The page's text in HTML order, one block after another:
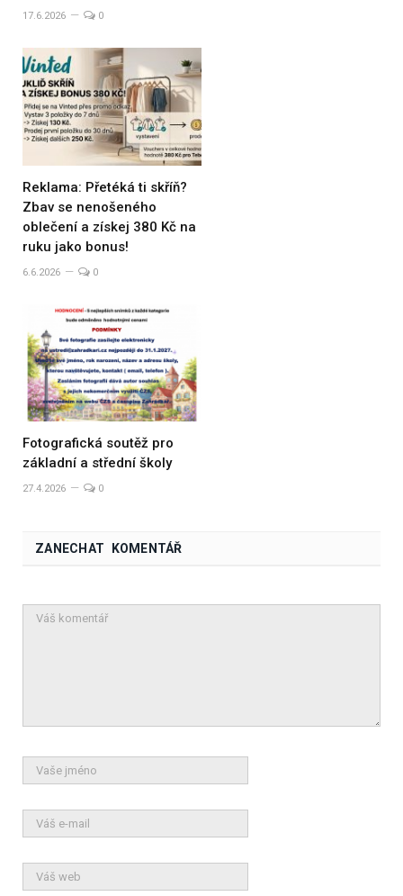
17.6.2026 0
Reklama: Přetéká ti skříň?
Zbav se nenošeného
oblečení a získej 380 Kč na
ruku jako bonus!
6.6.2026 0
Fotografická soutěž pro
základní a střední školy
27.4.2026 0
ZANECHAT KOMENTÁŘ